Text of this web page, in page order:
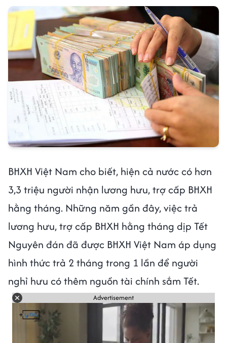
BHXH Việt Nam cho biết, hiện cả nước có hơn
3,3 triệu người nhận lương hưu, trợ cấp BHXH
hằng tháng. Những năm gần đây, việc trả
lương hưu, trợ cấp BHXH hằng tháng dịp Tết
Nguyên đán đã được BHXH Việt Nam áp dụng
hình thức trả 2 tháng trong 1 lần để người
nghỉ hưu có thêm nguồn tài chính sắm Tết.
Advertisement